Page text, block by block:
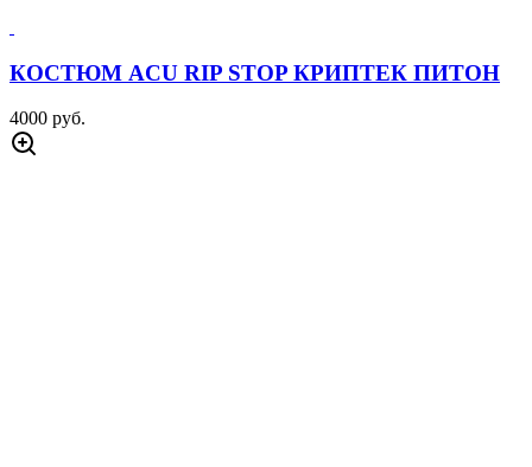
КОСТЮМ ACU RIP STOP КРИПТЕК ПИТОН
4000 руб.